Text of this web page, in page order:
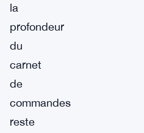
la
profondeur
du
carnet
de
commandes
reste